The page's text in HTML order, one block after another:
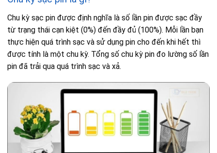
Chu kỳ sạc pin được định nghĩa là số lần pin được sạc đầy
từ trạng thái cạn kiệt (0%) đến đầy đủ (100%). Mỗi lần bạn
thực hiện quá trình sạc và sử dụng pin cho đến khi hết thì
được tính là một chu kỳ. Tổng số chu kỳ pin đo lường số lần
pin đã trải qua quá trình sạc và xả.